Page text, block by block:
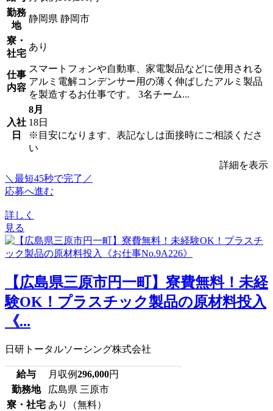
勤務
地
静岡県 静岡市
寮・
社宅
あり
仕事
内容
スマートフォンや自動車、家電製品などに使用される
アルミ電解コンデンサー用の薄く伸ばしたアルミ製品
を製造するお仕事です。 3名チーム...
入社
日
8月
18日
※目安になります、表記なしは面接時にご相談くださ
い
詳細を表示
＼最短45秒で完了／
応募へ進む
詳しく
見る
【広島県三原市円一町】寮費無料！未経
験OK！プラスチック製品の原材料投入
《...
日研トータルソーシング株式会社
給与 月収例296,000円
勤務地
広島県 三原市
寮・社宅 あり（無料）